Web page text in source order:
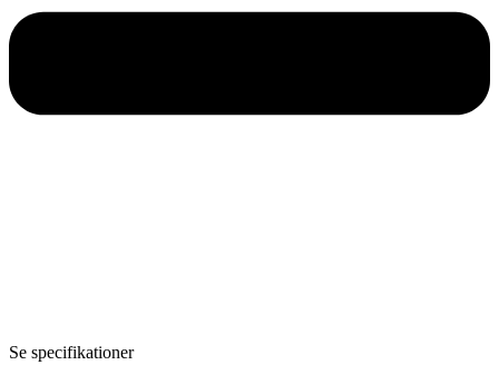
Se specifikationer